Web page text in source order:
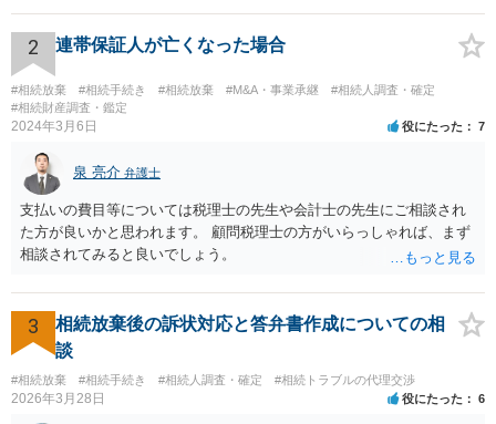
2 連帯保証人が亡くなった場合
#相続放棄 #相続手続き #相続放棄 #M&A・事業承継
#相続人調査・確定
#相続財産調査・鑑定
2024年3月6日 役にたった 7
泉 亮介 弁護士
支払いの費目等については税理士の先生や会計士の先生にご相談され
た方が良いかと思われます。 顧問税理士の方がいらっしゃれば、まず
相談されてみると良いでしょう。
3
相続放棄後の訴状対応と答弁書作成についての相
談
#相続放棄 #相続手続き #相続人調査・確定 #相続トラブルの代理交渉
2026年3月28日 役にたった 6